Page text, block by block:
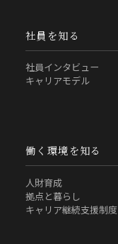
社員を知る
社員インタビュー
キャリアモデル
働く環境を知る
人財育成
拠点と暮らし
キャリア継続支援制度